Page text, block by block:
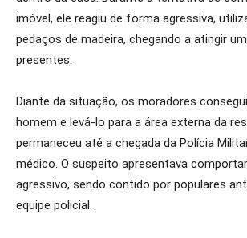
imóvel, ele reagiu de forma agressiva,
pedaços de madeira, chegando a atingir
presentes.
Diante da situação, os moradores
homem e levá-lo para a área externa da
permaneceu até a chegada da Polícia
médico. O suspeito apresentava
agressivo, sendo contido por populares
equipe policial.